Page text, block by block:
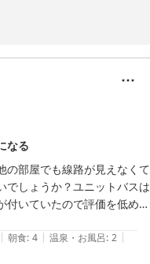
利用いただき、誠にあり
からの眺望、スタッフの対
申し上げます。しかしな
ーケースの埃など、清掃
いたしましたことを深く
真摯に受け止め、清掃時
適な空間づくりに努めて
、スタッフ一同心よりお
なる
の部屋でも線路が見えなくて
でしょうか？ユニットバスは
いていたので評価を低めに
た。タバコの臭いではな
ニオイなのかなとは思いま
少し無臭だと良いなと思い
| 朝食: 4 | 温泉・お風呂: 2 |